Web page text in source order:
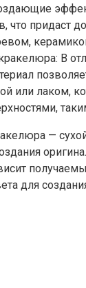
что придаст
В
или лаком,
—
для